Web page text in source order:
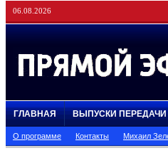
06.08.2026
ГЛАВНАЯ ВЫПУСКИ ПЕРЕДАЧИ
О программе Контакты Михаил